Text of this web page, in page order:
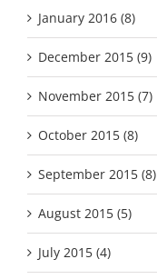
January 2016 (8)
December 2015 (9)
November 2015 (7)
October 2015 (8)
September 2015 (8)
August 2015 (5)
July 2015 (4)